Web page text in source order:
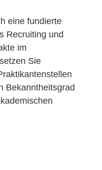
eine fundierte
Recruiting und
im
Sie
Bekanntheitsgrad